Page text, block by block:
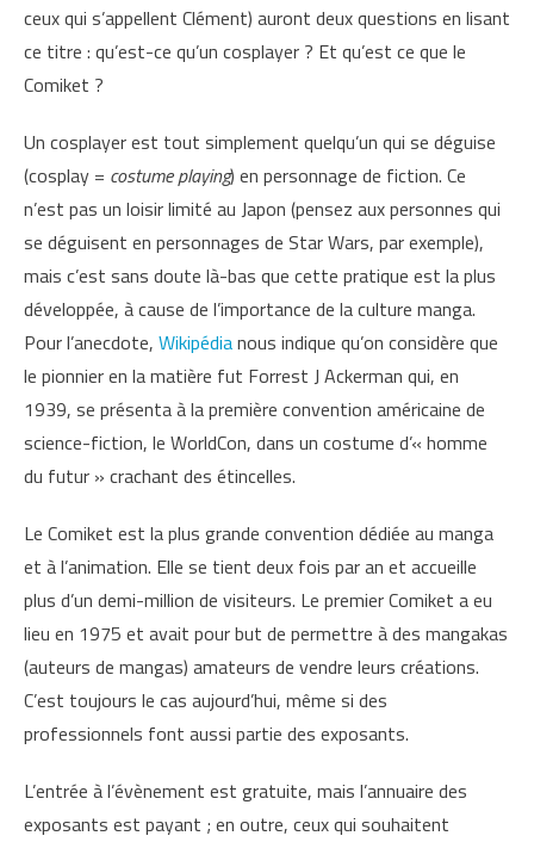
ceux qui s’appellent Clément) auront deux questions en lisant
ce titre : qu’est-ce qu’un cosplayer ? Et qu’est ce que le
Comiket ?
Un cosplayer est tout simplement quelqu’un qui se déguise
(cosplay = costume playing) en personnage de fiction. Ce
n’est pas un loisir limité au Japon (pensez aux personnes qui
se déguisent en personnages de Star Wars, par exemple),
mais c’est sans doute là-bas que cette pratique est la plus
développée, à cause de l’importance de la culture manga.
Pour l’anecdote, Wikipédianous indique qu’on considère que
le pionnier en la matière fut Forrest J Ackerman qui, en
1939, se présenta à la première convention américaine de
science-fiction, le WorldCon, dans un costume d’« homme
du futur » crachant des étincelles.
Le Comiket est la plus grande convention dédiée au manga
et à l’animation. Elle se tient deux fois par an et accueille
plus d’un demi-million de visiteurs. Le premier Comiket a eu
lieu en 1975 et avait pour but de permettre à des mangakas
(auteurs de mangas) amateurs de vendre leurs créations.
C’est toujours le cas aujourd’hui, même si des
professionnels font aussi partie des exposants.
L’entrée à l’évènement est gratuite, mais l’annuaire des
exposants est payant ; en outre, ceux qui souhaitent